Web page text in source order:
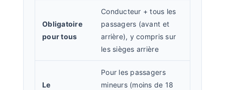
Obligatoire
pour tous
Conducteur + tous les
passagers (avant et
arrière), y compris sur
les sièges arrière
Le
Pour les passagers
mineurs (moins de 18